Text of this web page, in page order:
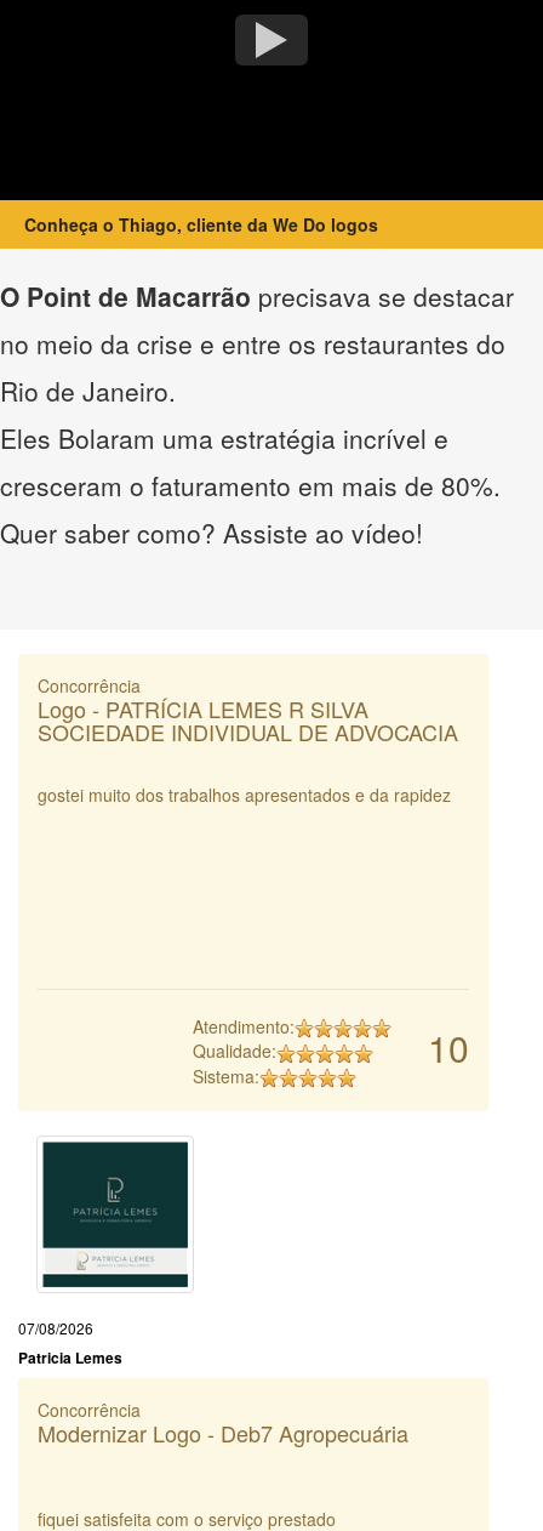
Conheça o Thiago, cliente da We Do logos
O Point de Macarrão precisava se destacar
no meio da crise e entre os restaurantes do
Rio de Janeiro.
Eles Bolaram uma estratégia incrível e
cresceram o faturamento em mais de 80%.
Quer saber como? Assiste ao vídeo!
Concorrência
Logo - PATRÍCIA LEMES R SILVA
SOCIEDADE INDIVIDUAL DE ADVOCACIA
gostei muito dos trabalhos apresentados e da rapidez
10
Atendimento:
Qualidade:
Sistema:
07/08/2026
Patricia Lemes
Concorrência
Modernizar Logo - Deb7 Agropecuária
fiquei satisfeita com o serviço prestado